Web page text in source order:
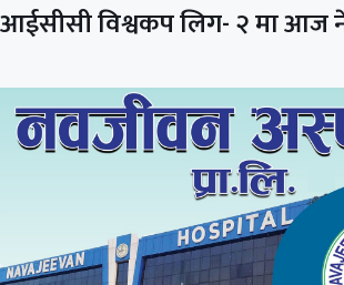
आईसीसी विश्वकप लिग- २ मा आज